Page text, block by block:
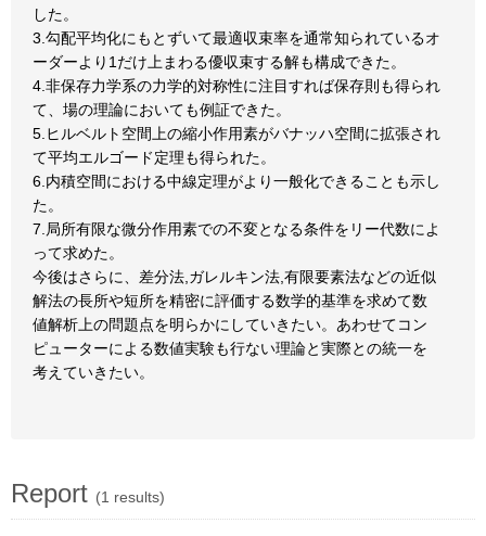
した。
3.勾配平均化にもとずいて最適収束率を通常知られているオ
ーダーより1だけ上まわる優収束する解も構成できた。
4.非保存力学系の力学的対称性に注目すれば保存則も得られ
て、場の理論においても例証できた。
5.ヒルベルト空間上の縮小作用素がバナッハ空間に拡張され
て平均エルゴード定理も得られた。
6.内積空間における中線定理がより一般化できることも示し
た。
7.局所有限な微分作用素での不変となる条件をリー代数によ
って求めた。
今後はさらに、差分法,ガレルキン法,有限要素法などの近似
解法の長所や短所を精密に評価する数学的基準を求めて数
値解析上の問題点を明らかにしていきたい。あわせてコン
ピューターによる数値実験も行ない理論と実際との統一を
考えていきたい。
Report (1 results)